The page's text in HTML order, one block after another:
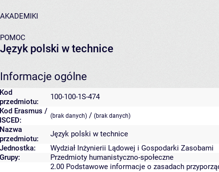
AKADEMIKI
POMOC
Język polski w technice
Informacje ogólne
Kod
przedmiotu:
100-100-1S-474
Kod Erasmus /
ISCED:
(brak danych) / (brak danych)
Nazwa
przedmiotu:
Język polski w technice
Jednostka:
Wydział Inżynierii Lądowej i Gospodarki Zasobami
Grupy:
Przedmioty humanistyczno-społeczne
2.00 Podstawowe informacje o zasadach